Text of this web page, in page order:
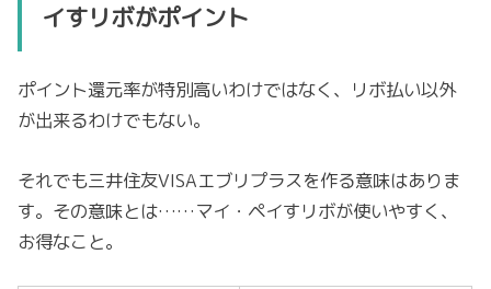
イすリボがポイント
ポイント還元率が特別高いわけではなく、リボ払い以外
が出来るわけでもない。
それでも三井住友VISAエブリプラスを作る意味はありま
す。その意味とは……マイ・ペイすリボが使いやすく、
お得なこと。